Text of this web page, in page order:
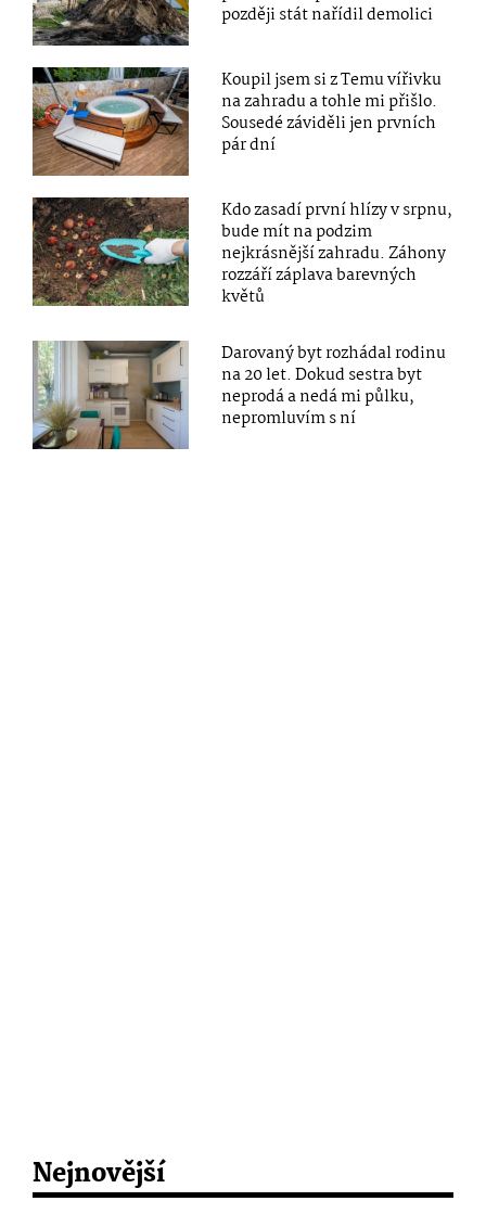
později stát nařídil demolici
Koupil jsem si z Temu vířivku
na zahradu a tohle mi přišlo.
Sousedé záviděli jen prvních
pár dní
Kdo zasadí první hlízy v srpnu,
bude mít na podzim
nejkrásnější zahradu. Záhony
rozzáří záplava barevných
květů
Darovaný byt rozhádal rodinu
na 20 let. Dokud sestra byt
neprodá a nedá mi půlku,
nepromluvím s ní
Nejnovější